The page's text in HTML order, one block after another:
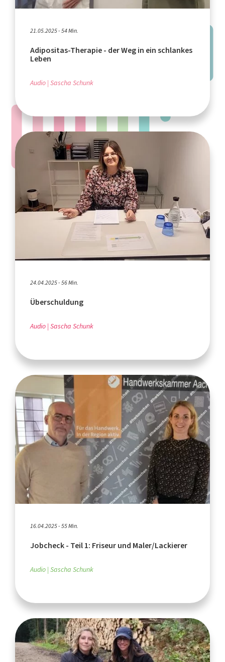
21.05.2025 - 54 Min.
Adipositas-Therapie - der Weg in ein schlankes
Leben
Audio Sascha Schunk
24.04.2025 - 56 Min.
Überschuldung
Audio Sascha Schunk
16.04.2025 - 55 Min.
Jobcheck - Teil 1: Friseur und Maler/Lackierer
Audio Sascha Schunk